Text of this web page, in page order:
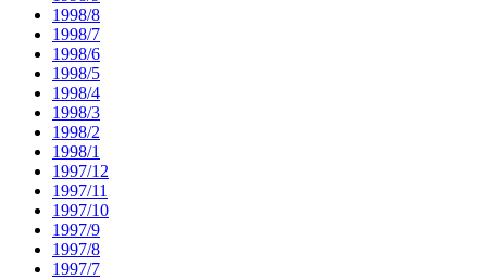
1998/8
1998/7
1998/6
1998/5
1998/4
1998/3
1998/2
1998/1
1997/12
1997/11
1997/10
1997/9
1997/8
1997/7